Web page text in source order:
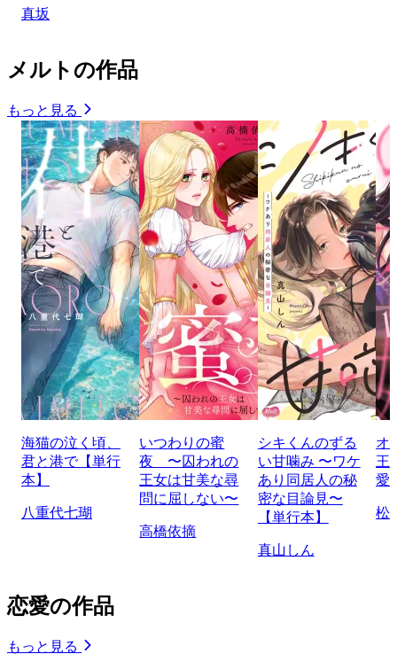
真坂
メルトの作品
もっと見る
海猫の泣く頃、
君と港で【単行
本】
八重代七瑚
いつわりの蜜
夜 〜囚われの
王女は甘美な尋
問に屈しない〜
高橋依摘
シキくんのずる
い甘噛み 〜ワケ
あり同居人の秘
密な目論見〜
【単行本】
真山しん
オ
王
愛
松
恋愛の作品
もっと見る